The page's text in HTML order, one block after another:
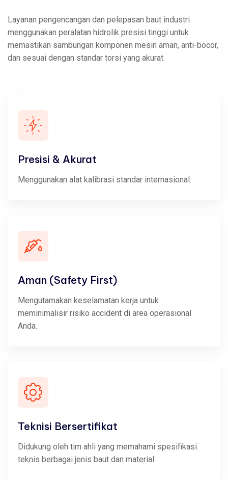
Layanan pengencangan dan pelepasan baut industri
menggunakan peralatan hidrolik presisi tinggi untuk
memastikan sambungan komponen mesin aman, anti-bocor,
dan sesuai dengan standar torsi yang akurat.
Presisi & Akurat
Menggunakan alat kalibrasi standar internasional.
Aman (Safety First)
Mengutamakan keselamatan kerja untuk
meminimalisir risiko accident di area operasional
Anda.
Teknisi Bersertifikat
Didukung oleh tim ahli yang memahami spesifikasi
teknis berbagai jenis baut dan material.